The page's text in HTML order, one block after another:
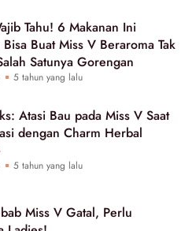
Tahu! 6 Makanan Ini
Bisa Buat Miss V Beraroma Tak
Satunya Gorengan
5 tahun yang lalu
Atasi Bau pada Miss V Saat
dengan Charm Herbal
5 tahun yang lalu
Miss V Gatal, Perlu